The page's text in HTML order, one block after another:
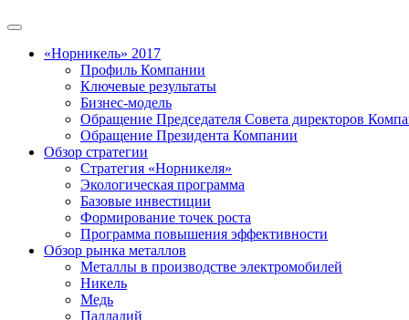
«Норникель» 2017
Профиль Компании
Ключевые результаты
Бизнес-модель
Обращение Председателя Совета директоров
Обращение Президента Компании
Обзор стратегии
Стратегия «Норникеля»
Экологическая программа
Базовые инвестиции
Формирование точек роста
Программа повышения эффективности
Обзор рынка металлов
Металлы в производстве электромобилей
Никель
Медь
Палладий